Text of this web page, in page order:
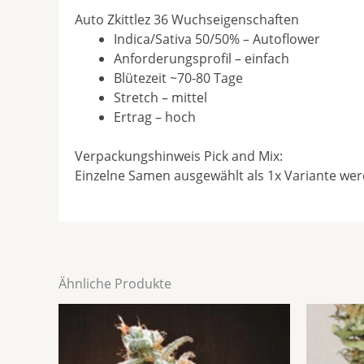
Auto Zkittlez 36 Wuchseigenschaften
Indica/Sativa 50/50% – Autoflower
Anforderungsprofil – einfach
Blütezeit ~70-80 Tage
Stretch – mittel
Ertrag – hoch
Verpackungshinweis Pick and Mix:
Einzelne Samen ausgewählt als 1x Variante
Ähnliche Produkte